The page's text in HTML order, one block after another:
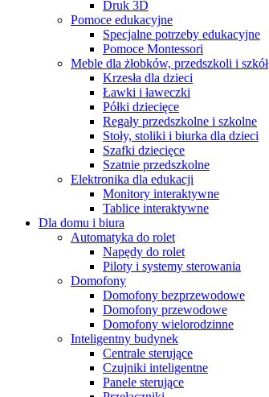
Druk 3D
Pomoce edukacyjne
Specjalne potrzeby edukacyjne
Pomoce Montessori
Meble dla żłobków, przedszkoli i szkół
Krzesła dla dzieci
Ławki i ławeczki
Półki dziecięce
Regały przedszkolne i szkolne
Stoły, stoliki i biurka dla dzieci
Szafki dziecięce
Szatnie przedszkolne
Elektronika dla edukacji
Monitory interaktywne
Tablice interaktywne
Dla domu i biura
Automatyka do rolet
Napędy do rolet
Piloty i systemy sterowania
Domofony
Domofony bezprzewodowe
Domofony przewodowe
Domofony wielorodzinne
Inteligentny budynek
Centrale sterujące
Czujniki inteligentne
Panele sterujące